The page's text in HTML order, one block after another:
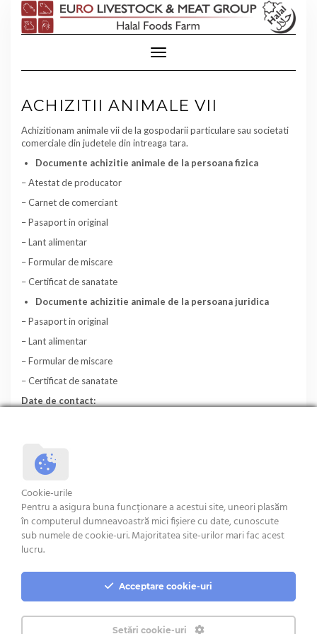
content
Toggle Navigation
ACHIZITII ANIMALE VII
Achizitionam animale vii de la gospodarii particulare sau societati
comerciale din judetele din intreaga tara.
Documente achizitie animale de la persoana fizica
– Atestat de producator
– Carnet de comerciant
– Pasaport in original
– Lant alimentar
– Formular de miscare
– Certificat de sanatate
Documente achizitie animale de la persoana juridica
– Pasaport in original
– Lant alimentar
– Formular de miscare
– Certificat de sanatate
Date de contact:
+40 726 300 129
Termeni si Conditii
Cookie-urile
Pentru a asigura buna funcționare a acestui site, uneori plasăm
în computerul dumneavoastră mici fișiere cu date, cunoscute
sub numele de cookie-uri. Majoritatea site-urilor mari fac acest
lucru.
Acceptare cookie-uri
Setări cookie-uri